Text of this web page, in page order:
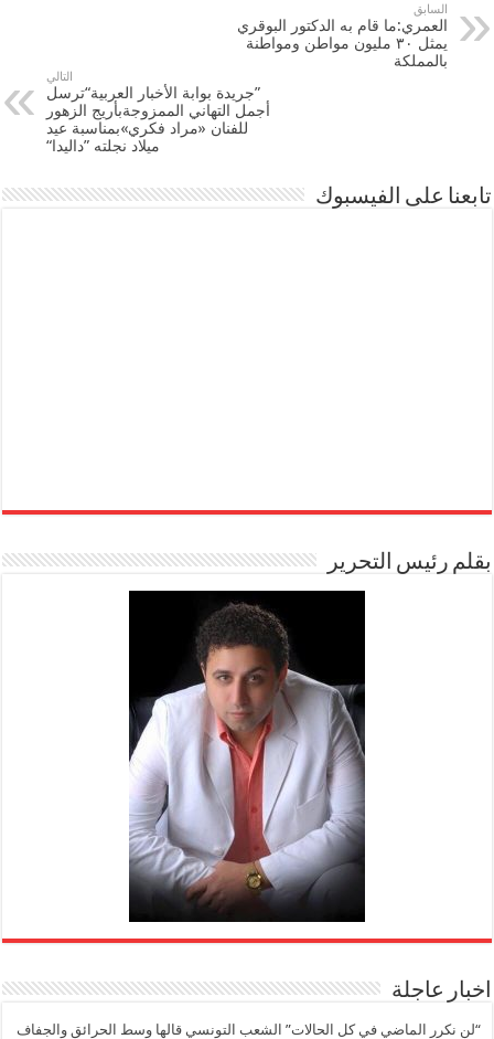
السابق
العمري:ما قام به الدكتور البوقري
يمثل ٣٠ مليون مواطن ومواطنة
بالمملكة
التالي
”جريدة بوابة الأخبار العربية“ترسل
أجمل التهاني الممزوجةبأريج الزهور
للفنان «مراد فكري»بمناسبة عيد
ميلاد نجلته ”داليدا“
تابعنا على الفيسبوك
بقلم رئيس التحرير
اخبار عاجلة
“لن نكرر الماضي في كل الحالات” الشعب التونسي قالها وسط الحرائق والجفاف